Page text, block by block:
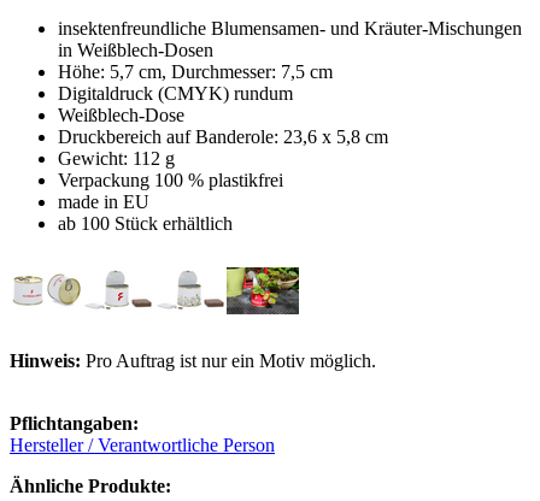
insektenfreundliche Blumensamen- und Kräuter-Mischungen
in Weißblech-Dosen
Höhe: 5,7 cm, Durchmesser: 7,5 cm
Digitaldruck (CMYK) rundum
Weißblech-Dose
Druckbereich auf Banderole: 23,6 x 5,8 cm
Gewicht: 112 g
Verpackung 100 % plastikfrei
made in EU
ab 100 Stück erhältlich
Hinweis: Pro Auftrag ist nur ein Motiv möglich.
Pflichtangaben:
Hersteller / Verantwortliche Person
Ähnliche Produkte: